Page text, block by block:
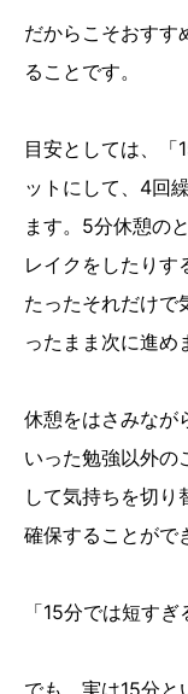
だからこそおすす
ることです。
目安としては、「
ットにして、4回
ます。5分休憩の
レイクをしたりす
たったそれだけで
ったまま次に進め
休憩をはさみなが
いった勉強以外の
して気持ちを切り
確保することがで
「15分では短す